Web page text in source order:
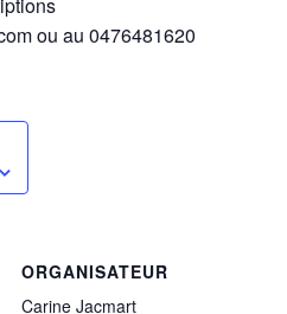
ou au 0476481620
ORGANISATEUR
Carine Jacmart